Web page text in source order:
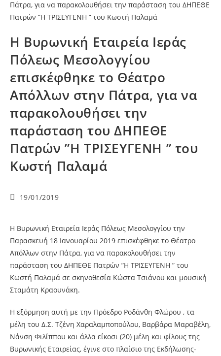
Η Βυρωνική Εταιρεία Ιεράς
Πόλεως Μεσολογγίου
επισκέφθηκε το Θέατρο
Απόλλων στην Πάτρα, για να
παρακολουθήσει την
παράσταση του ΔΗΠΕΘΕ
Πατρών ”Η ΤΡΙΣΕΥΓΕΝΗ ” του
Κωστή Παλαμά
19/01/2019
Η Βυρωνική Εταιρεία Ιεράς Πόλεως Μεσολογγίου την
Παρασκευή 18 Ιανουαρίου 2019 επισκέφθηκε το Θέατρο
Απόλλων στην Πάτρα, για να παρακολουθήσει την
παράσταση του ΔΗΠΕΘΕ Πατρών ”Η ΤΡΙΣΕΥΓΕΝΗ ” του
Κωστή Παλαμά σε σκηνοθεσία Κώστα Τσιάνου και μουσική
Σταμάτη Κραουνάκη.
Η εξόρμηση αυτή με την Πρόεδρο Ροδάνθη Φλώρου , τα
μέλη του Δ.Σ. Τζένη Χαραλαμποπούλου, Βαρβάρα Μαραβέλη,
Νάνση Φιλίππου και άλλα είκοσι (20) μέλη και φίλους της
Βυρωνικής Εταιρείας, έγινε στο πλαίσιο της Εκδήλωσης-